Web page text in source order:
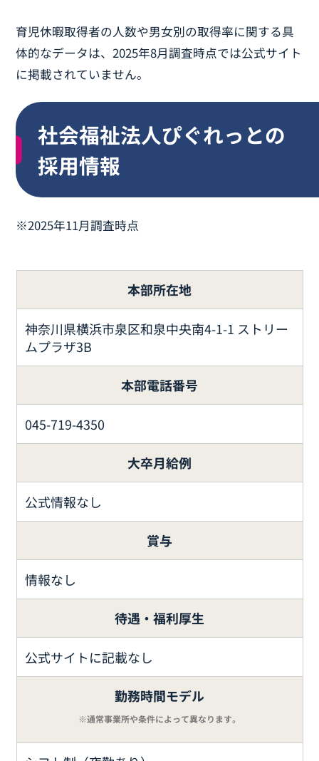
育児休暇取得者の人数や男女別の取得率に関する具
体的なデータは、2025年8月調査時点では公式サイト
に掲載されていません。
社会福祉法人ぴぐれっとの
採用情報
※2025年11月調査時点
本部所在地
神奈川県横浜市泉区和泉中央南4-1-1 ストリー
ムプラザ3B
本部電話番号
045-719-4350
大卒月給例
公式情報なし
賞与
情報なし
待遇・福利厚生
公式サイトに記載なし
勤務時間モデル
※通常事業所や条件によって異なります。